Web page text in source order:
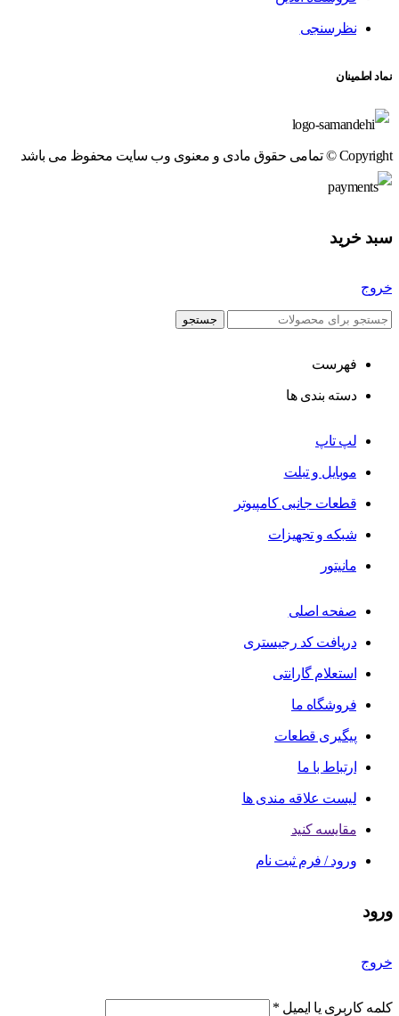
نظرسنجی
نماد اطمینان
Copyright © تمامی حقوق مادی و معنوی وب سایت محفوظ می باشد
سبد خرید
خروج
جستجو
فهرست
دسته بندی ها
لپ تاپ
موبایل و تبلت
قطعات جانبی کامپیوتر
شبکه و تجهیزات
مانیتور
صفحه اصلی
دریافت کد رجیستری
استعلام گارانتی
فروشگاه ما
پیگیری قطعات
ارتباط با ما
لیست علاقه مندی ها
مقایسه کنید
ورود / فرم ثبت نام
ورود
خروج
کلمه کاربری یا ایمیل *